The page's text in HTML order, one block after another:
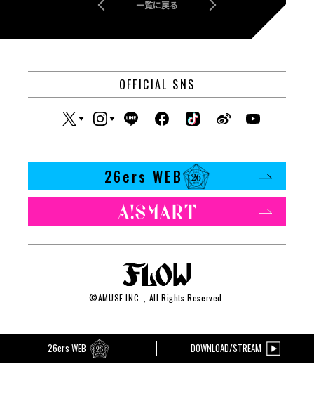
一覧に戻る
OFFICIAL SNS
26ers WEB
©AMUSE INC ., All Rights Reserved.
26ers WEB DOWNLOAD/STREAM